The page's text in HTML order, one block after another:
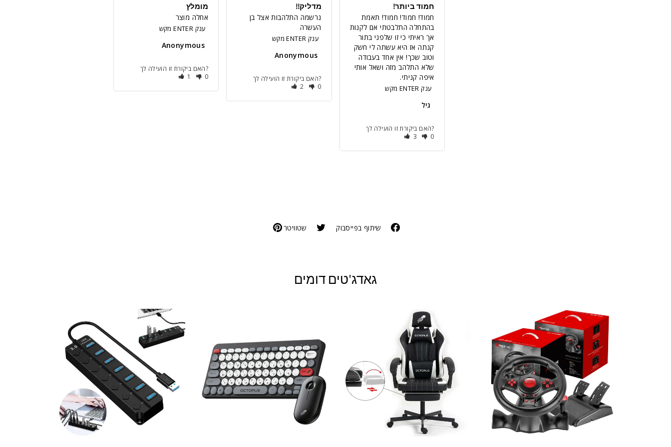
מומלץ
אחלה מוצר
מקש ENTER ענק
Anonymous
האם ביקורת זו הועילה לך?
1
0
מדליק!!
העשרה
מקש ENTER ענק
Anonymous
האם ביקורת זו הועילה לך?
2
0
חמוד ביותר!
וטוב שכך! אין אחד בעבודה
איפה קניתי.
מקש ENTER ענק
גיל
האם ביקורת זו הועילה לך?
3
0
שיתוף בפייסבוק שטוויטר
גאדג'טים דומים